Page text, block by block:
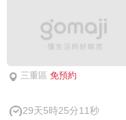
三重區 免預約
29天5時25分10秒